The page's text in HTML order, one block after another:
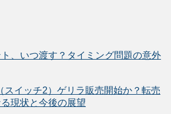
、いつ渡す？タイミング問題の意外
スイッチ2）ゲリラ販売開始か？転売
現状と今後の展望